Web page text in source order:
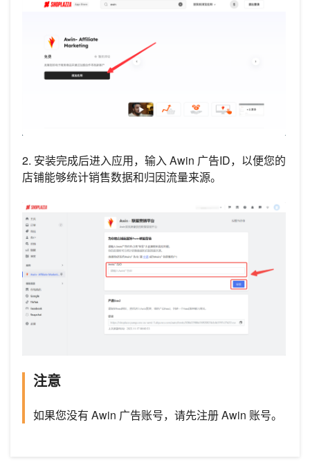
2. 安装完成后进入应用，输入 Awin 广告ID，以便您的
店铺能够统计销售数据和归因流量来源。
注意
如果您没有 Awin 广告账号，请先注册 Awin 账号。